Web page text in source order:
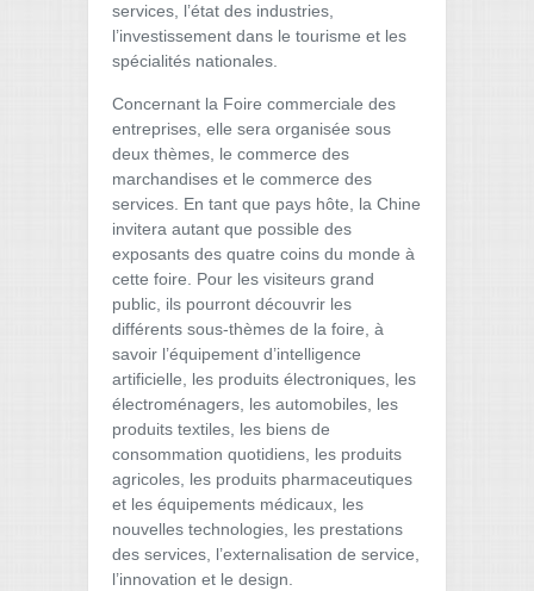
services, l’état des industries,
l’investissement dans le tourisme et les
spécialités nationales.
Concernant la Foire commerciale des
entreprises, elle sera organisée sous
deux thèmes, le commerce des
marchandises et le commerce des
services. En tant que pays hôte, la Chine
invitera autant que possible des
exposants des quatre coins du monde à
cette foire. Pour les visiteurs grand
public, ils pourront découvrir les
différents sous-thèmes de la foire, à
savoir l’équipement d’intelligence
artificielle, les produits électroniques, les
électroménagers, les automobiles, les
produits textiles, les biens de
consommation quotidiens, les produits
agricoles, les produits pharmaceutiques
et les équipements médicaux, les
nouvelles technologies, les prestations
des services, l’externalisation de service,
l’innovation et le design.